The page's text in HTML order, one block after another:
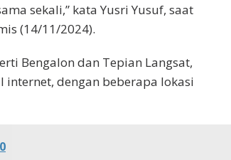
sekali,” kata Yusri Yusuf, saat
(14/11/2024).
Bengalon dan Tepian Langsat,
dengan beberapa lokasi